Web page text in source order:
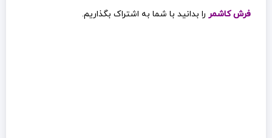
فرش کاشمر را بدانید با شما به اشتراک بگذاریم.